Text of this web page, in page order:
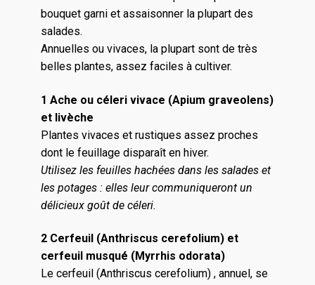
bouquet garni et assaisonner la plupart des
salades.
Annuelles ou vivaces, la plupart sont de très
belles plantes, assez faciles à cultiver.
1 Ache ou céleri vivace (Apium graveolens)
et livèche
Plantes vivaces et rustiques assez proches
dont le feuillage disparaît en hiver.
Utilisez les feuilles hachées dans les salades et
les potages : elles leur communiqueront un
délicieux goût de céleri.
2 Cerfeuil (Anthriscus cerefolium) et
cerfeuil musqué (Myrrhis odorata)
Le cerfeuil (Anthriscus cerefolium) , annuel, se